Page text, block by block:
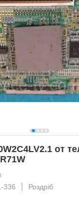
от
336
Роздріб